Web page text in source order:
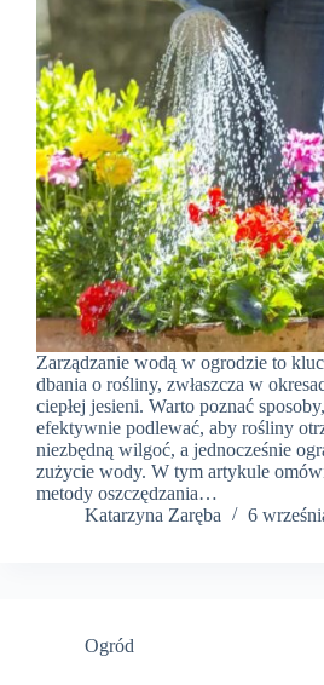
Zarządzanie wodą w ogrodzie to
dbania o rośliny, zwłaszcza w
ciepłej jesieni. Warto poznać
efektywnie podlewać, aby rośliny
niezbędną wilgoć, a jednocześnie
zużycie wody. W tym artykule
metody oszczędzania…
Katarzyna Zaręba
6
Ogród